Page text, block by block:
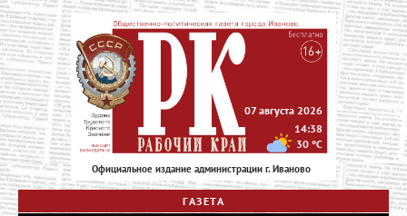
Официальное издание администрации г. Иваново
07 августа 2026
14:38
30 °C
ГАЗЕТА